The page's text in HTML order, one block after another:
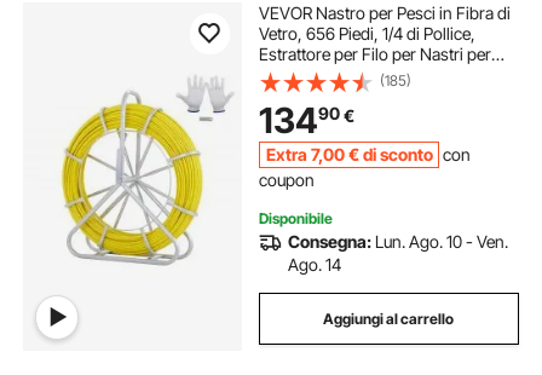
VEVOR Nastro per Pesci in Fibra di
Vetro, 656 Piedi, 1/4 di Pollice,
Estrattore per Filo per Nastri per
Canne da Condotto, Asta per Cavi
con Supporto per Mulinello in
Acciaio, 3 Teste di Trazione
(185)
13490€
Extra 7,00 €di sconto con
coupon
Disponibile
Consegna: Lun. Ago. 10 - Ven.
Ago. 14
Aggiungi al carrello